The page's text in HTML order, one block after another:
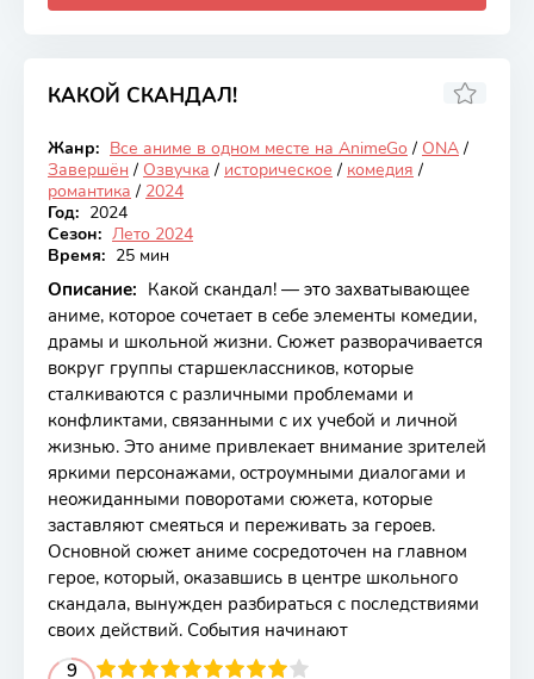
КАКОЙ СКАНДАЛ!
Закончен
7.99
Жанр: Все аниме в одном месте на AnimeGo / ONA /
Завершён / Озвучка / историческое / комедия /
романтика / 2024
Год: 2024
Сезон: Лето 2024
Время: 25 мин
Описание: Какой скандал! — это захватывающее
аниме, которое сочетает в себе элементы комедии,
драмы и школьной жизни. Сюжет разворачивается
вокруг группы старшеклассников, которые
сталкиваются с различными проблемами и
конфликтами, связанными с их учебой и личной
жизнью. Это аниме привлекает внимание зрителей
яркими персонажами, остроумными диалогами и
неожиданными поворотами сюжета, которые
заставляют смеяться и переживать за героев.
Основной сюжет аниме сосредоточен на главном
герое, который, оказавшись в центре школьного
скандала, вынужден разбираться с последствиями
своих действий. События начинают
9
4 5 6 7 8 9 10